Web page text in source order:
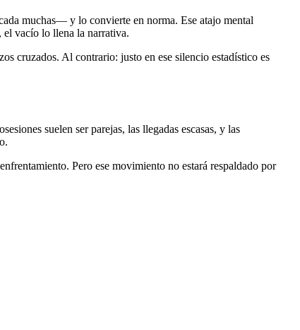
muchas— y lo convierte en norma. Ese atajo mental
el vacío lo llena la narrativa.
cruzados. Al contrario: justo en ese silencio estadístico es
suelen ser parejas, las llegadas escasas, y las
Pero ese movimiento no estará respaldado por